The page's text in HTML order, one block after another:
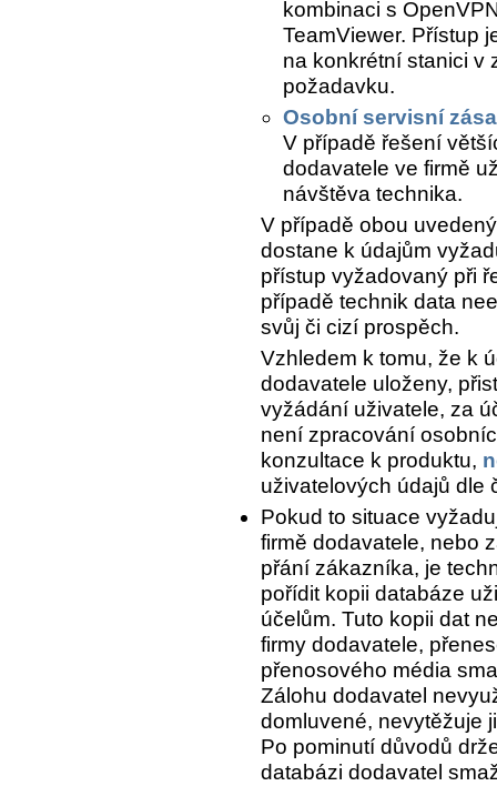
kombinaci s
TeamViewer. Přístup
na konkrétní stanici v
požadavku.
Osobní servisní
V případě řešení
dodavatele ve firmě
návštěva technika.
V případě obou
dostane k údajům
přístup vyžadovaný při
případě technik data
svůj či cizí prospěch.
Vzhledem k tomu, že k
dodavatele uloženy,
vyžádání uživatele, za
není zpracování
konzultace k produktu,
uživatelových údajů dle
Pokud to situace
firmě dodavatele, nebo
přání zákazníka, je
pořídit kopii databáze
účelům. Tuto kopii dat
firmy dodavatele,
přenosového média
Zálohu dodavatel
domluvené, nevytěžuje
Po pominutí důvodů
databázi dodavatel